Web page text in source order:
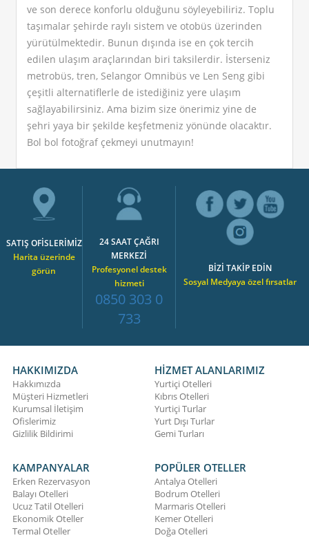
ve son derece konforlu olduğunu söyleyebiliriz. Toplu
taşımalar şehirde raylı sistem ve otobüs üzerinden
yürütülmektedir. Bunun dışında ise en çok tercih
edilen ulaşım araçlarından biri taksilerdir. İsterseniz
metrobüs, tren, Selangor Omnibüs ve Len Seng gibi
çeşitli alternatiflerle de istediğiniz yere ulaşım
sağlayabilirsiniz. Ama bizim size önerimiz yine de
şehri yaya bir şekilde keşfetmeniz yönünde olacaktır.
Bol bol fotoğraf çekmeyi unutmayın!
SATIŞ OFİSLERİMİZ
Harita üzerinde
görün
24 SAAT ÇAĞRI
MERKEZİ
Profesyonel destek
hizmeti
0850 303 0
733
BİZİ TAKİP EDİN
Sosyal Medyaya özel fırsatlar
HAKKIMIZDA
Hakkımızda
Müşteri Hizmetleri
Kurumsal İletişim
Ofislerimiz
Gizlilik Bildirimi
HİZMET ALANLARIMIZ
Yurtiçi Otelleri
Kıbrıs Otelleri
Yurtiçi Turlar
Yurt Dışı Turlar
Gemi Turları
KAMPANYALAR
Erken Rezervasyon
Balayı Otelleri
Ucuz Tatil Otelleri
Ekonomik Oteller
Termal Oteller
POPÜLER OTELLER
Antalya Otelleri
Bodrum Otelleri
Marmaris Otelleri
Kemer Otelleri
Doğa Otelleri